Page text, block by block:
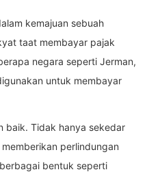
kemajuan sebuah
taat membayar pajak
negara seperti Jerman,
untuk membayar
baik. Tidak hanya sekedar
perlindungan
bentuk seperti